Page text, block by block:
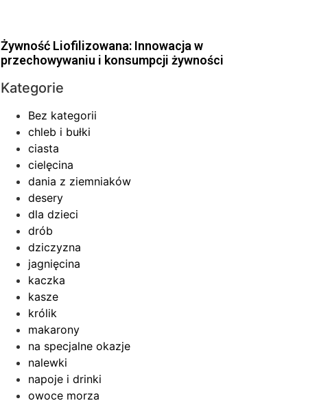
Żywność Liofilizowana: Innowacja w
przechowywaniu i konsumpcji żywności
Kategorie
Bez kategorii
chleb i bułki
ciasta
cielęcina
dania z ziemniaków
desery
dla dzieci
drób
dziczyzna
jagnięcina
kaczka
kasze
królik
makarony
na specjalne okazje
nalewki
napoje i drinki
owoce morza